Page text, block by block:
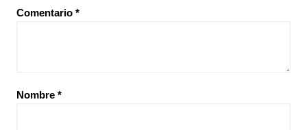
Comentario *
Nombre *